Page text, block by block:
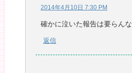
2014年4月10日 7:30 PM
確かに泣いた報告は要らんな
返信